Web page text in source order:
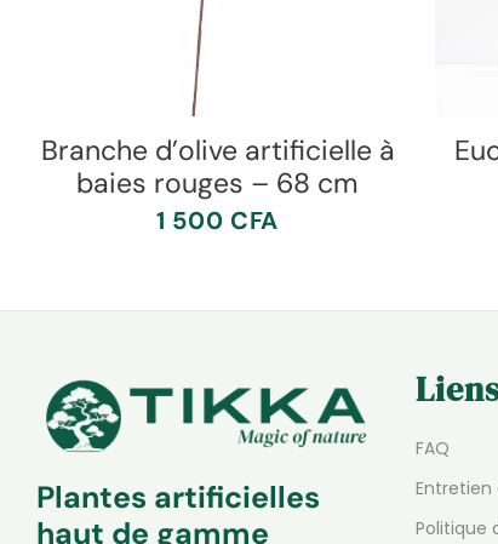
Branche d’olive artificielle à
baies rouges – 68 cm
1 500 CFA
Plantes artificielles
haut de gamme
FAQ
Entretien
Politique